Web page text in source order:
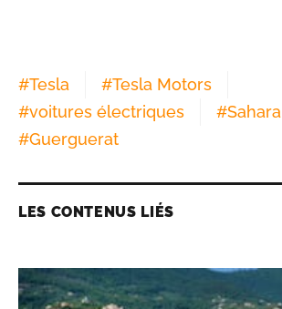
#Tesla #Tesla Motors
#voitures électriques #Sahara
#Guerguerat
LES CONTENUS LIÉS